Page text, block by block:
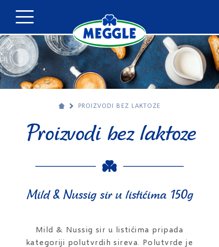
PROIZVODI BEZ LAKTOZE
Proizvodi bez laktoze
Mild & Nussig sir u listićima 150g
Mild & Nussig sir u listićima pripada
kategoriji polutvrdih sireva. Polutvrde je